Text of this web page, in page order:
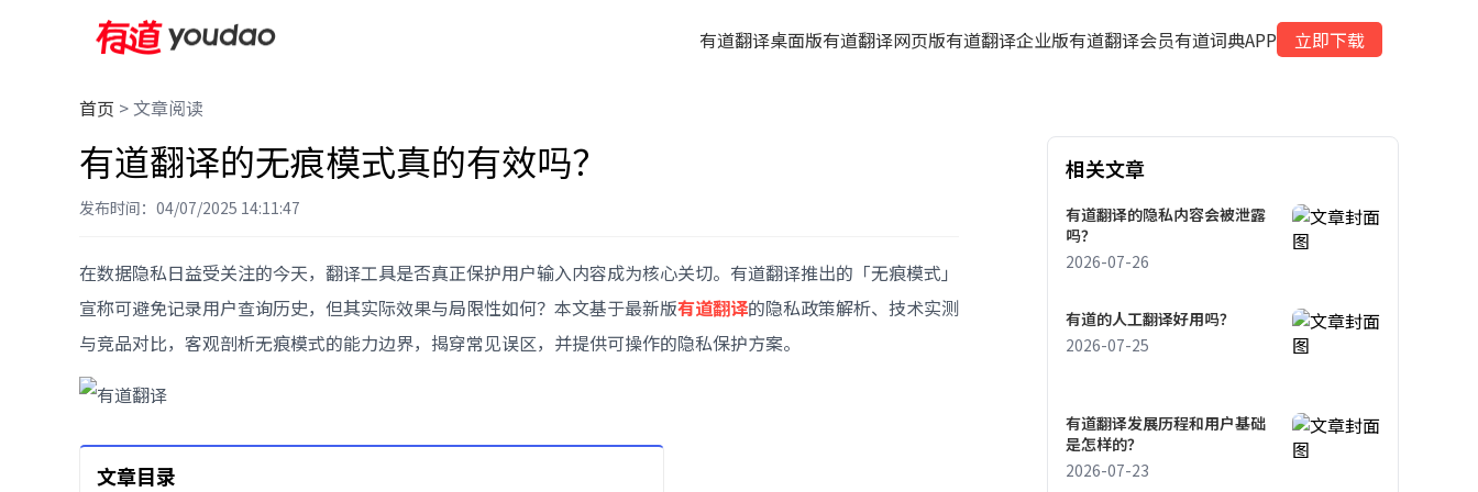
有道翻译桌面版有道翻译网页版有道翻译企业版有道翻译会员有道词典APP 立即下载
首页 >文章阅读
有道翻译的无痕模式真的有效吗？
发布时间：04/07/2025 14:11:47
在数据隐私日益受关注的今天，翻译工具是否真正保护用户输入内容成为核心关切。有道翻译推出的「无痕模式」
宣称可避免记录用户查询历史，但其实际效果与局限性如何？本文基于最新版有道翻译的隐私政策解析、技术实测
与竞品对比，客观剖析无痕模式的能力边界，揭穿常见误区，并提供可操作的隐私保护方案。
文章目录
相关文章
有道翻译的隐私内容会被泄露
吗？
2026-07-26
有道的人工翻译好用吗？
2026-07-25
有道翻译发展历程和用户基础
是怎样的？
2026-07-23